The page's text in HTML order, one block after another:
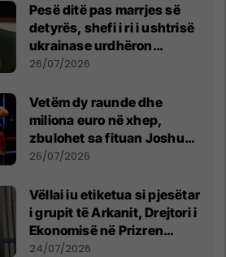
Pesë ditë pas marrjes së
detyrës, shefi i ri i ushtrisë
ukrainase urdhëron
kontroll të madh
26/07/2026
Vetëm dy raunde dhe
miliona euro në xhep,
zbulohet sa fituan Joshua
e Prenga
26/07/2026
Vëllai iu etiketua si pjesëtar
i grupit të Arkanit, Drejtori i
Ekonomisë në Prizren
mohon pretendimet
24/07/2026